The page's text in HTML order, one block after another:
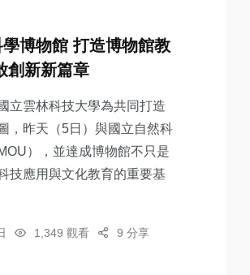
博物館 打造博物館教
創新新篇章
立雲林科技大學為共同打造
，昨天（5日）與國立自然科
），並達成博物館不只是
技應用與文化教育的重要基
1,349 觀看 9 分享